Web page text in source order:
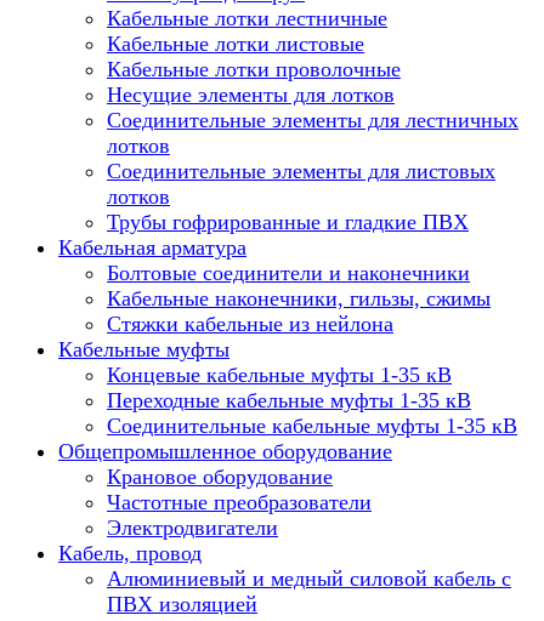
Кабельные лотки лестничные
Кабельные лотки листовые
Кабельные лотки проволочные
Несущие элементы для лотков
Соединительные элементы для лестничных
лотков
Соединительные элементы для листовых
лотков
Трубы гофрированные и гладкие ПВХ
Кабельная арматура
Болтовые соединители и наконечники
Кабельные наконечники, гильзы, сжимы
Стяжки кабельные из нейлона
Кабельные муфты
Концевые кабельные муфты 1-35 кВ
Переходные кабельные муфты 1-35 кВ
Соединительные кабельные муфты 1-35 кВ
Общепромышленное оборудование
Крановое оборудование
Частотные преобразователи
Электродвигатели
Кабель, провод
Алюминиевый и медный силовой кабель с
ПВХ изоляцией